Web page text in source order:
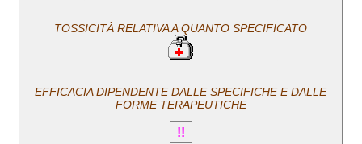
TOSSICITÀ RELATIVA A QUANTO SPECIFICATO
EFFICACIA DIPENDENTE DALLE SPECIFICHE E DALLE
FORME TERAPEUTICHE
!!